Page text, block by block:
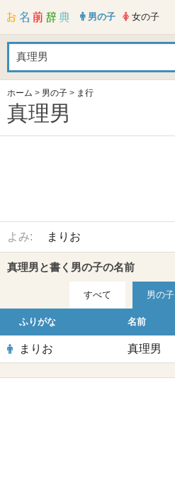
男の子 女の子
ホーム > 男の子 > ま行
真理男
よみ: まりお
真理男と書く男の子の名前
すべて 男の子
ふりがな 名前
まりお 真理男